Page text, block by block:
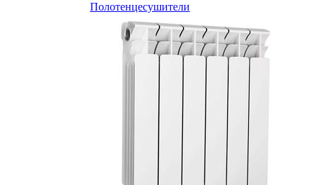
Полотенцесушители